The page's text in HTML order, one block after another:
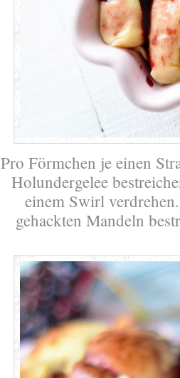
Pro Förmchen je einen
Holundergelee
einem Swirl
gehackten Mandeln